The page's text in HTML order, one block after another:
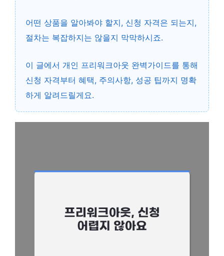
어떤 상품을 알아봐야 할지, 신청 자격은 되는지,
절차는 복잡하지는 않을지 막막하시죠.
이 글에서 개인 프리워크아웃 완벽가이드를 통해
신청 자격부터 혜택, 주의사항, 성공 팁까지 명확
하게 알려드릴게요.